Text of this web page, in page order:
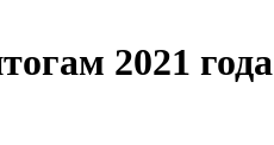
2021 года